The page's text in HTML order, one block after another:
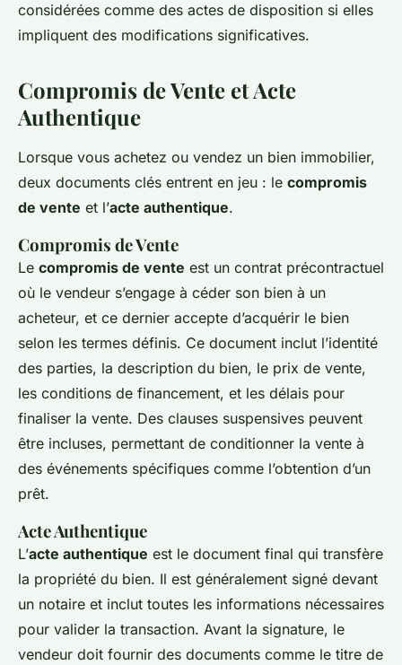
considérées comme des actes de disposition si elles
impliquent des modifications significatives.
Compromis de Vente et Acte
Authentique
Lorsque vous achetez ou vendez un bien immobilier,
deux documents clés entrent en jeu : le compromis
de vente et l’acte authentique.
Compromis de Vente
Le compromis de vente est un contrat précontractuel
où le vendeur s’engage à céder son bien à un
acheteur, et ce dernier accepte d’acquérir le bien
selon les termes définis. Ce document inclut l’identité
des parties, la description du bien, le prix de vente,
les conditions de financement, et les délais pour
finaliser la vente. Des clauses suspensives peuvent
être incluses, permettant de conditionner la vente à
des événements spécifiques comme l’obtention d’un
prêt.
Acte Authentique
L’acte authentique est le document final qui transfère
la propriété du bien. Il est généralement signé devant
un notaire et inclut toutes les informations nécessaires
pour valider la transaction. Avant la signature, le
vendeur doit fournir des documents comme le titre de